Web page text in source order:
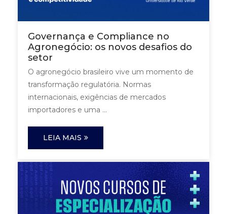
Governança e Compliance no
Agronegócio: os novos desafios do
setor
O agronegócio brasileiro vive um momento de
transformação regulatória. Normas
internacionais, exigências de mercados
importadores e uma ...
LEIA MAIS